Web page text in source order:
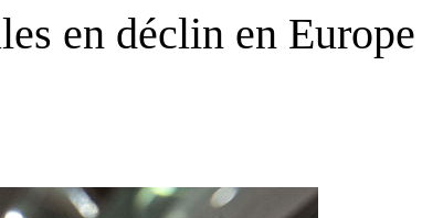
en déclin en Europe